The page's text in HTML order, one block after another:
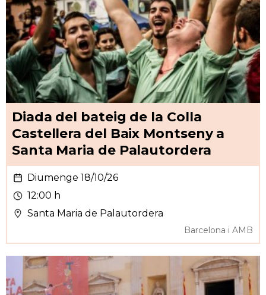
Diada del bateig de la Colla
Castellera del Baix Montseny a
Santa Maria de Palautordera
Diumenge 18/10/26
12:00 h
Santa Maria de Palautordera
Barcelona i AMB